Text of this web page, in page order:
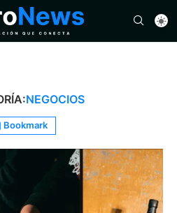
NEGOCIOS
Bookmark